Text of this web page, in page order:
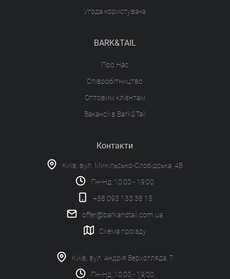
Угода користувача
BARK&TAIL
Про Нас
Співробітництво
Оптовим клієнтам
Вакансії в Bark&Tail
Контакти
Київ, вул. Микільсько-Слобідська, 4В
Пн-Нд: 10:00 - 19:00
+38 093 133 38 15
offer@barkandtail.com.ua
Схема проїзду
Київ, вул. Андрія Верхогляда, 7
Пн-Нд: 10:00 - 19:00